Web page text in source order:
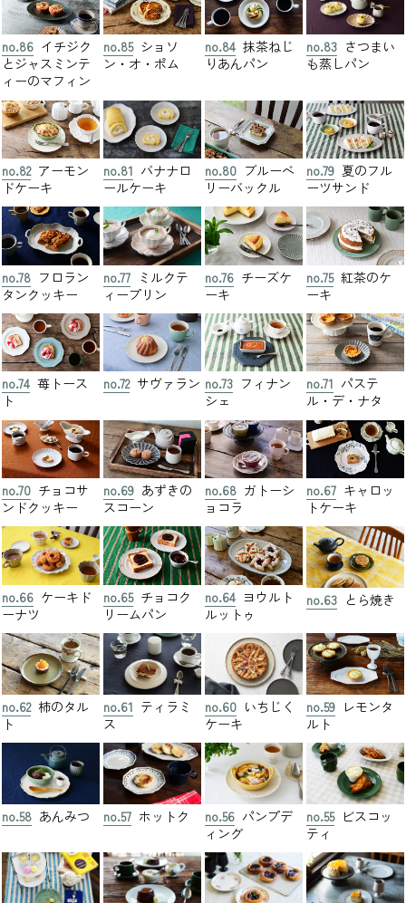
no.86 イチジク
とジャスミンテ
ィーのマフィン
no.85 ショソ
ン・オ・ポム
no.84 抹茶ねじ
りあんパン
no.83 さつまい
も蒸しパン
no.82 アーモン
ドケーキ
no.81 バナナロ
ールケーキ
no.80 ブルーベ
リーバックル
no.79 夏のフル
ーツサンド
no.78 フロラン
タンクッキー
no.77 ミルクテ
ィープリン
no.76 チーズケ
ーキ
no.75 紅茶のケ
ーキ
no.74 苺トース
ト
no.72 サヴァラン no.73 フィナン
シェ
no.71 パステ
ル・デ・ナタ
no.70 チョコサ
ンドクッキー
no.69 あずきの
スコーン
no.68 ガトーシ
ョコラ
no.67 キャロッ
トケーキ
no.66 ケーキド
ーナツ
no.65 チョコク
リームパン
no.64 ヨウルト
ルットゥ
no.63 とら焼き
no.62 柿のタル
ト
no.61 ティラミ
ス
no.60 いちじく
ケーキ
no.59 レモンタ
ルト
no.58 あんみつ no.57 ホットク no.56 パンプデ
ィング
no.55 ビスコッ
ティ